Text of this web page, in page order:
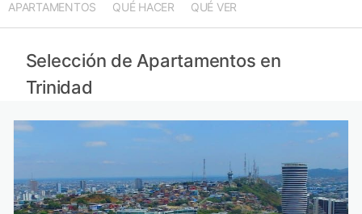
APARTAMENTOS QUÉ HACER QUÉ VER
Selección de Apartamentos en
Trinidad